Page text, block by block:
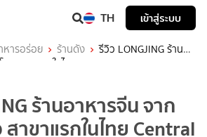
TH เข้าสู่ระบบ
หารอร่อย ร้านดัง
รีวิว LONGJING ร้าน
ว สาขาแรกในไทย Central Park
ร้านอาหารจีน จาก
สาขาแรกในไทย Central